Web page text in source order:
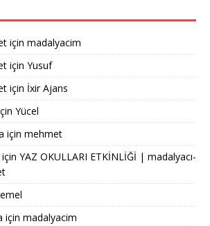
için madalyacim
için Yusuf
için İxir Ajans
Yücel
için mehmet
için YAZ OKULLARI ETKİNLİĞİ | madalyacı-
için madalyacim